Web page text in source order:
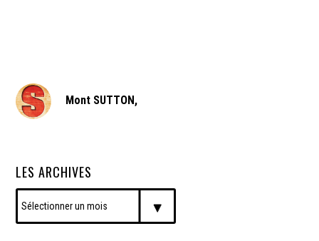
Mont SUTTON,
LES ARCHIVES